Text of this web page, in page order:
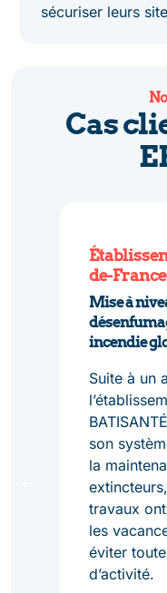
sécuriser leurs
Cas
de-France
Mise à
incendie
Suite à un
son
la
travaux
les
éviter
d’activité.